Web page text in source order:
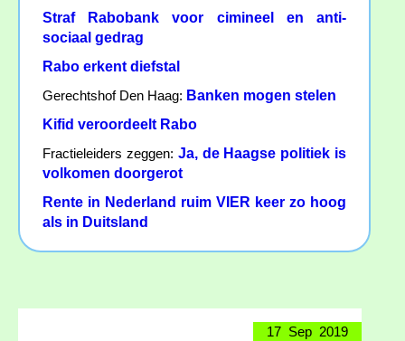
Straf Rabobank voor cimineel en anti-
sociaal gedrag
Rabo erkent diefstal
Gerechtshof Den Haag: Banken mogen stelen
Kifid veroordeelt Rabo
Fractieleiders zeggen: Ja, de Haagse politiek is
volkomen doorgerot
Rente in Nederland ruim VIER keer zo hoog
als in Duitsland
17 Sep 2019